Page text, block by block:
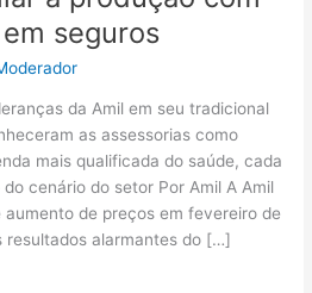
seguros
da Amil em seu tradicional
as assessorias como
mais qualificada do saúde, cada
cenário do setor Por Amil A Amil
de preços em fevereiro de
resultados alarmantes do […]